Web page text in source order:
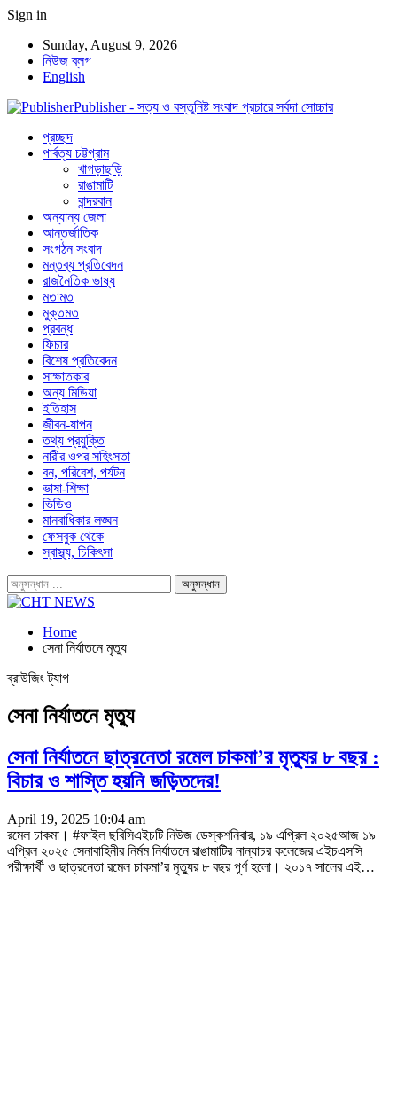
Sign in
Sunday, August 9, 2026
নিউজ ব্লগ
English
Publisher - সত্য ও বস্তুনিষ্ট সংবাদ প্রচারে সর্বদা সোচ্চার
প্রচ্ছদ
পার্বত্য চট্টগ্রাম
খাগড়াছড়ি
রাঙামাটি
বান্দরবান
অন্যান্য জেলা
আন্তর্জাতিক
সংগঠন সংবাদ
মন্তব্য প্রতিবেদন
রাজনৈতিক ভাষ্য
মতামত
মুক্তমত
প্রবন্ধ
ফিচার
বিশেষ প্রতিবেদন
সাক্ষাতকার
অন্য মিডিয়া
ইতিহাস
জীবন-যাপন
তথ্য প্রযুক্তি
নারীর ওপর সহিংসতা
বন, পরিবেশ, পর্যটন
ভাষা-শিক্ষা
ভিডিও
মানবাধিকার লঙ্ঘন
ফেসবুক থেকে
স্বাস্থ্য, চিকিৎসা
Home
সেনা নির্যাতনে মৃত্যু
ব্রাউজিং ট্যাগ
সেনা নির্যাতনে মৃত্যু
সেনা নির্যাতনে ছাত্রনেতা রমেল চাকমা’র মৃত্যুর ৮ বছর :
বিচার ও শাস্তি হয়নি জড়িতদের!
April 19, 2025 10:04 am
রমেল চাকমা। #ফাইল ছবিসিএইচটি নিউজ ডেস্কশনিবার, ১৯ এপ্রিল ২০২৫আজ ১৯
এপ্রিল ২০২৫ সেনাবাহিনীর নির্মম নির্যাতনে রাঙামাটির নান্যাচর কলেজের এইচএসসি
পরীক্ষার্থী ও ছাত্রনেতা রমেল চাকমা’র মৃত্যুর ৮ বছর পূর্ণ হলো। ২০১৭ সালের এই…